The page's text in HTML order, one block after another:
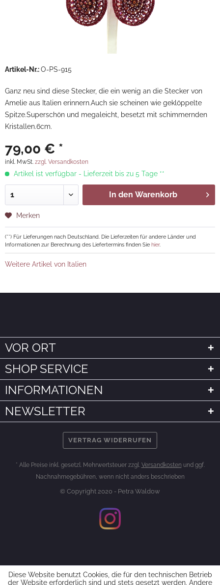
Artikel-Nr.:O-PS-915
Ganz neu sind diese Stecker, die ein wenig an die Stecker von
Amelie aus Italien erinnern.Auch sie scheinen wie geklöppelte
Spitze.Superschön und megaleicht, besetzt mit schimmernden
Kristallen.6cm.
79,00 € *
inkl. MwSt. zzgl. Versandkosten
Artikel ist verfügbar - Lieferzeit bis zu 5 Tage **
In den Warenkorb
Merken
(**) Für Lieferungen nach Deutschland. Die Lieferzeiten für andere Länder und
Informationen zur Berechnung des Liefertermins finden Sie hier.
Weitere Artikel von Italien
VOR ORT
SHOP SERVICE
INFORMATIONEN
NEWSLETTER
VERTRAG WIDERRUFEN
* Alle Preise inkl. gesetzl. Mehrwertsteuer zzgl. Versandkosten und ggf.
Nachnahmegebühren, wenn nicht anders beschrieben
© Copyright 2020 - Petra Waldow
Diese Website benutzt Cookies, die für den technischen Betrieb
der Website erforderlich sind und stets gesetzt werden. Andere